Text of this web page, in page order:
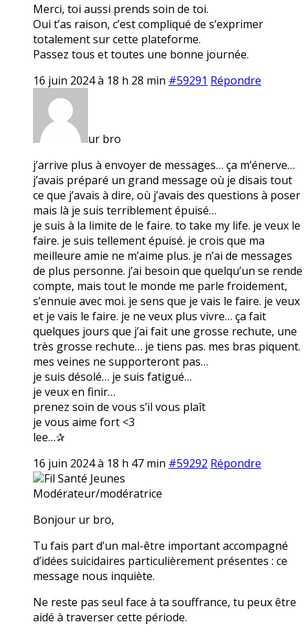
Merci, toi aussi prends soin de toi.
Oui t’as raison, c’est compliqué de s’exprimer
totalement sur cette plateforme.
Passez tous et toutes une bonne journée.
16 juin 2024 à 18 h 28 min #59291 Répondre
ur bro
j’arrive plus à envoyer de messages… ça m’énerve…
j’avais préparé un grand message où je disais tout
ce que j’avais à dire, où j’avais des questions à poser
mais là je suis terriblement épuisé…
je suis à la limite de le faire. to take my life. je veux le
faire. je suis tellement épuisé. je crois que ma
meilleure amie ne m’aime plus. je n’ai de messages
de plus personne. j’ai besoin que quelqu’un se rende
compte, mais tout le monde me parle froidement,
s’ennuie avec moi. je sens que je vais le faire. je veux
et je vais le faire. je ne veux plus vivre… ça fait
quelques jours que j’ai fait une grosse rechute, une
très grosse rechute… je tiens pas. mes bras piquent.
mes veines ne supporteront pas…
je suis désolé… je suis fatigué…
je veux en finir…
prenez soin de vous s’il vous plaît
je vous aime fort <3
lee…✰
16 juin 2024 à 18 h 47 min #59292 Répondre
Fil Santé Jeunes
Modérateur/modératrice
Bonjour ur bro,
Tu fais part d’un mal-être important accompagné
d’idées suicidaires particulièrement présentes : ce
message nous inquiète.
Ne reste pas seul face à ta souffrance, tu peux être
aidé à traverser cette période.